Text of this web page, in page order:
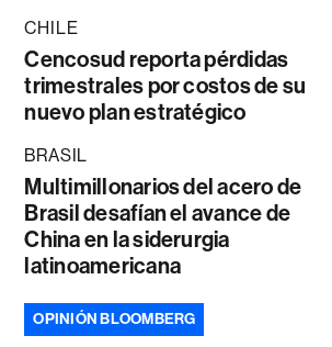
CHILE
Cencosud reporta pérdidas
trimestrales por costos de su
nuevo plan estratégico
BRASIL
Multimillonarios del acero de
Brasil desafían el avance de
China en la siderurgia
latinoamericana
OPINIÓN BLOOMBERG